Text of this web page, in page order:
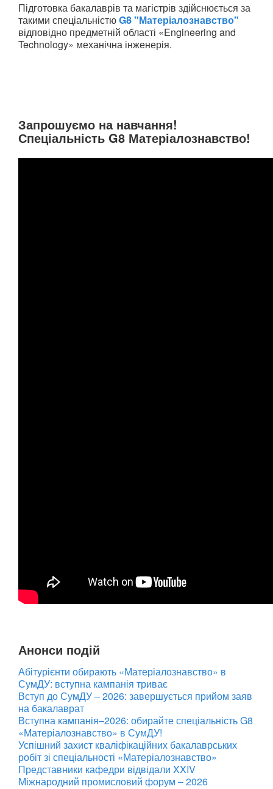
Підготовка бакалаврів та магістрів здійснюється за
такими спеціальністюG8 "Матеріалознавство"
відповідно предметній області «Engineering and
Technology» механічна інженерія.
Запрошуємо на навчання!
Спеціальність G8 Матеріалознавство!
Анонси подій
Абітурієнти обирають «Матеріалознавство» в
СумДУ: вступна кампанія триває
Вступ до СумДУ – 2026: завершується прийом заяв
на бакалаврат
Вступна кампанія–2026: обирайте спеціальність G8
«Матеріалознавство» в СумДУ!
Успішний захист кваліфікаційних бакалаврських
робіт зі спеціальності «Матеріалознавство»
Представники кафедри відвідали XXIV
Міжнародний промисловий форум – 2026